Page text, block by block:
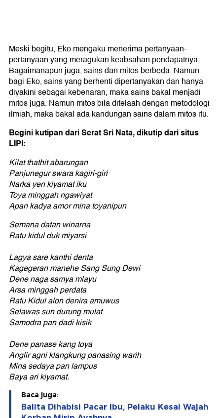
Meski begitu, Eko mengaku menerima pertanyaan-
pertanyaan yang meragukan keabsahan pendapatnya.
Bagaimanapun juga, sains dan mitos berbeda. Namun
bagi Eko, sains yang berhenti dipertanyakan dan hanya
diyakini sebagai kebenaran, maka sains bakal menjadi
mitos juga. Namun mitos bila ditelaah dengan metodologi
ilmiah, maka bakal ada kandungan sains dalam mitos itu.
Begini kutipan dari Serat Sri Nata, dikutip dari situs
LIPI:
Kilat thathit abarungan
Panjunegur swara kagiri-giri
Narka yen kiyamat iku
Toya minggah ngawiyat
Apan kadya amor mina toyanipun
Semana datan winarna
Ratu kidul duk miyarsi
Lagya sare kanthi denta
Kagegeran manehe Sang Sung Dewi
Dene naga samya mlayu
Arsa minggah perdata
Ratu Kidul alon denira amuwus
Selawas sun durung mulat
Samodra pan dadi kisik
Dene panase kang toya
Anglir agni klangkung panasing warih
Mina sedaya pan lampus
Baya ari kiyamat.
Baca juga:
Balita Dihabisi Pacar Ibu, Pelaku Kesal Wajah